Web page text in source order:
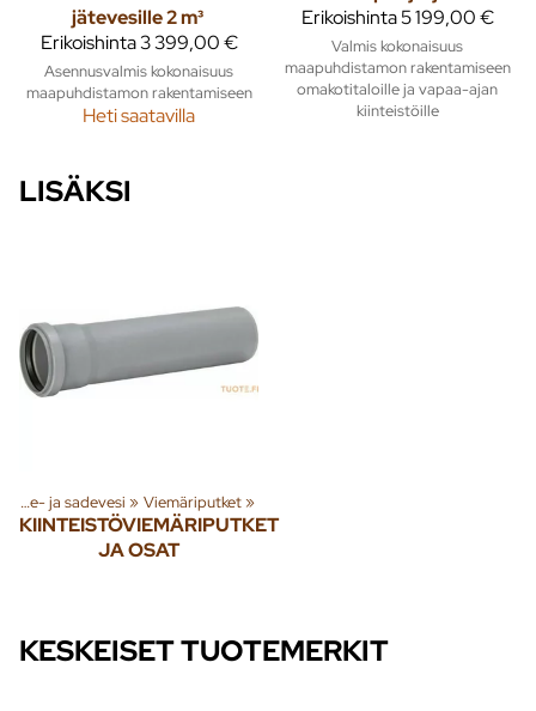
jätevesille 2 m³
Erikoishinta3 399,00 €
Asennusvalmis kokonaisuus
maapuhdistamon rakentamiseen
Heti saatavilla
Erikoishinta5 199,00 €
Valmis kokonaisuus
maapuhdistamon rakentamiseen
omakotitaloille ja vapaa-ajan
kiinteistöille
LISÄKSI
Jäte- ja sadevesi ‪» Viemäriputket‪»
KIINTEISTÖVIEMÄRIPUTKET
JA OSAT
KESKEISET TUOTEMERKIT